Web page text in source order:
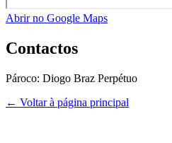
Abrir no Google Maps
Contactos
Pároco: Diogo Braz Perpétuo
← Voltar à página principal